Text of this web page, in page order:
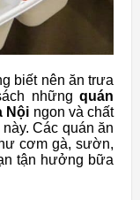
biết nên ăn trưa
những quán
Nội ngon và chất
Các quán ăn
cơm gà, sườn,
tận hưởng bữa